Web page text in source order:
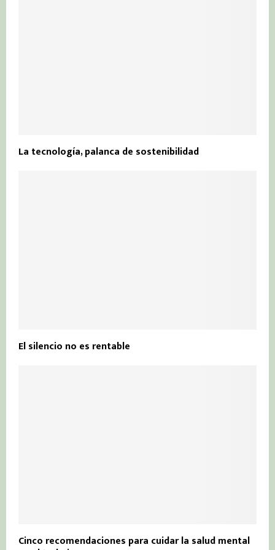
La tecnología, palanca de sostenibilidad
El silencio no es rentable
Cinco recomendaciones para cuidar la salud mental